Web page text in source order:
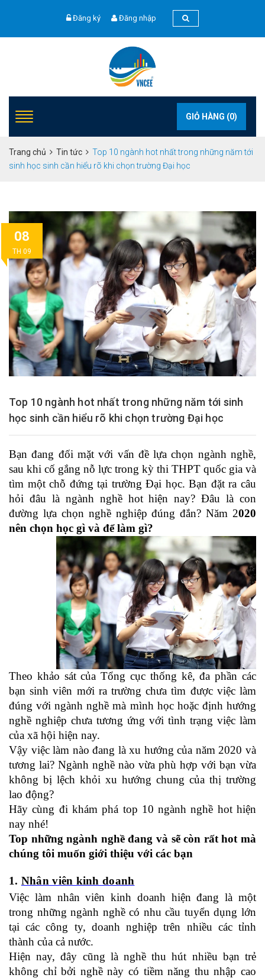
Đăng ký Đăng nhập
GIỎ HÀNG (0)
Trang chủ Tin tức
Top 10 ngành hot nhất trong những năm tới
sinh học sinh cần hiểu rõ khi chọn trường Đại học
08
TH 09
Top 10 ngành hot nhất trong những năm tới sinh
học sinh cần hiểu rõ khi chọn trường Đại học
Bạn đang đối mặt với vấn đề lựa chọn ngành nghề,
sau khi cố gắng nỗ lực trong kỳ thi THPT quốc gia và
tìm một chỗ đứng tại trường Đại học. Bạn đặt ra câu
hỏi đâu là ngành nghề hot hiện nay? Đâu là con
đường lựa chọn nghề nghiệp đúng đắn? Năm 2020
nên chọn học gì và để làm gì?
Theo khảo sát của Tổng cục thống kê, đa phần các
bạn sinh viên mới ra trường chưa tìm được việc làm
đúng với ngành nghề mà mình học hoặc định hướng
nghề nghiệp chưa tương ứng với tình trạng việc làm
của xã hội hiện nay.
Vậy việc làm nào đang là xu hướng của năm 2020 và
tương lai? Ngành nghề nào vừa phù hợp với bạn vừa
không bị lệch khỏi xu hướng chung của thị trường
lao động?
Hãy cùng đi khám phá top 10 ngành nghề hot hiện
nay nhé!
Top những ngành nghề đang và sẽ còn rất hot mà
chúng tôi muốn giới thiệu với các bạn
1. Nhân viên kinh doanh
Việc làm nhân viên kinh doanh hiện đang là một
trong những ngành nghề có nhu cầu tuyển dụng lớn
tại các công ty, doanh nghiệp trên nhiều các tỉnh
thành của cả nước.
Hiện nay, đây cũng là nghề thu hút nhiều bạn trẻ
không chỉ bởi nghề này có tiềm năng thu nhập cao